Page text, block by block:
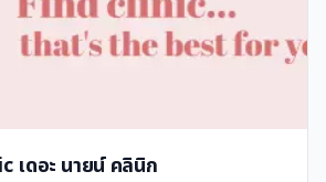
เดอะ นายน์ คลินิก